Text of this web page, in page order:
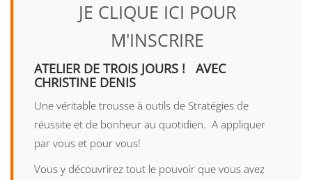
JE CLIQUE ICI POUR
M'INSCRIRE
ATELIER DE TROIS JOURS ! AVEC
CHRISTINE DENIS
Une véritable trousse à outils de Stratégies de
réussite et de bonheur au quotidien. A appliquer
par vous et pour vous!
Vous y découvrirez tout le pouvoir que vous avez